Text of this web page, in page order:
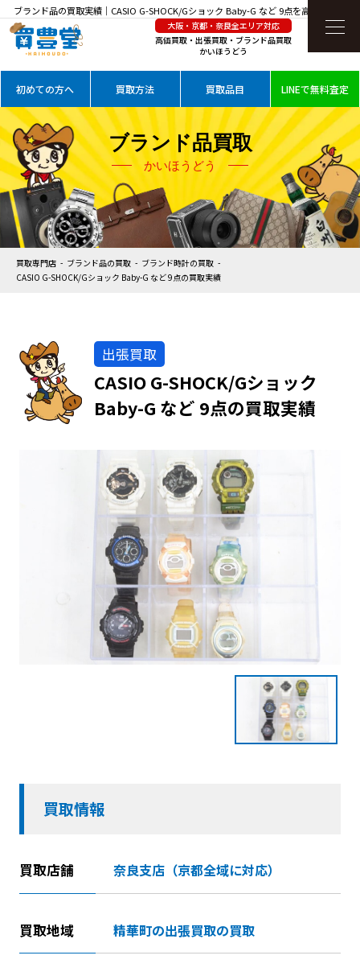
ブランド品の買取実績｜CASIO G-SHOCK/Gショック Baby-G など 9点を高価買取
大阪・京都・奈良全エリア対応
高価買取・出張買取・ブランド品買取
かいほうどう
初めての方へ 買取方法 買取品目 LINEで無料査定
ブランド品買取
かいほうどう
買取専門店 ブランド品の買取
ブランド時計の買取
CASIO G-SHOCK/Gショック Baby-G など 9点の買取実績
出張買取
CASIO G-SHOCK/Gショック
Baby-G など 9点の買取実績
買取情報
買取店舗 奈良支店（京都全域に対応）
買取地域 精華町の出張買取の買取